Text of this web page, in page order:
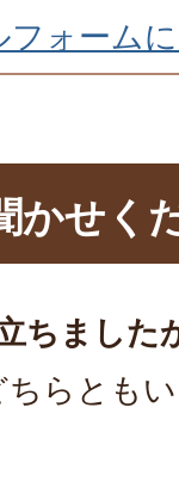
フォーム
かせく
ちました
ちらとも